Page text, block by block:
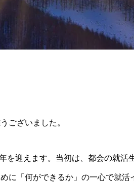
ございました。
を迎えます。当初は、都会の就活
に「何ができるか」の一心で就活